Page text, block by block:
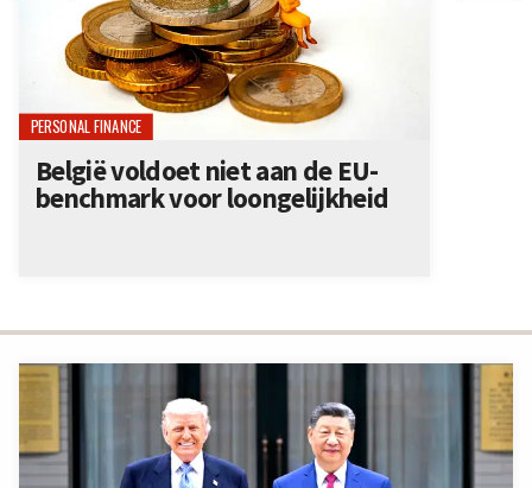
PERSONAL FINANCE
België voldoet niet aan de EU-
benchmark voor loongelijkheid